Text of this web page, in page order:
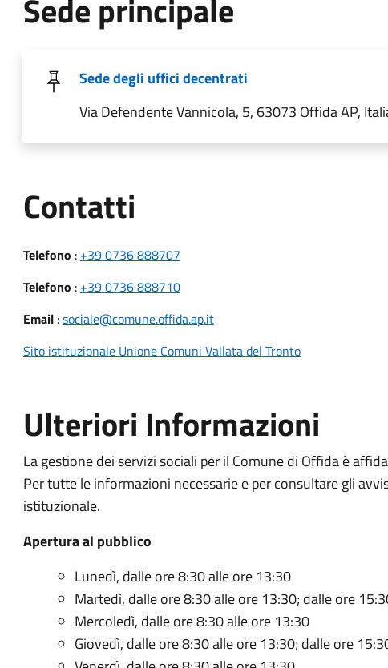
Sede principale
Sede degli uffici decentrati
Via Defendente Vannicola, 5, 63073 Offida AP,
Contatti
Telefono : +39 0736 888707
Telefono : +39 0736 888710
Email:sociale@comune.offida.ap.it
Sito istituzionale Unione Comuni Vallata del Tronto
Ulteriori Informazioni
La gestione dei servizi sociali per il Comune di Offida è
Per tutte le informazioni necessarie e per consultare gli
istituzionale.
Apertura al pubblico
Lunedì, dalle ore 8:30 alle ore 13:30
Martedì, dalle ore 8:30 alle ore 13:30; dalle ore
Mercoledì, dalle ore 8:30 alle ore 13:30
Giovedì, dalle ore 8:30 alle ore 13:30; dalle ore